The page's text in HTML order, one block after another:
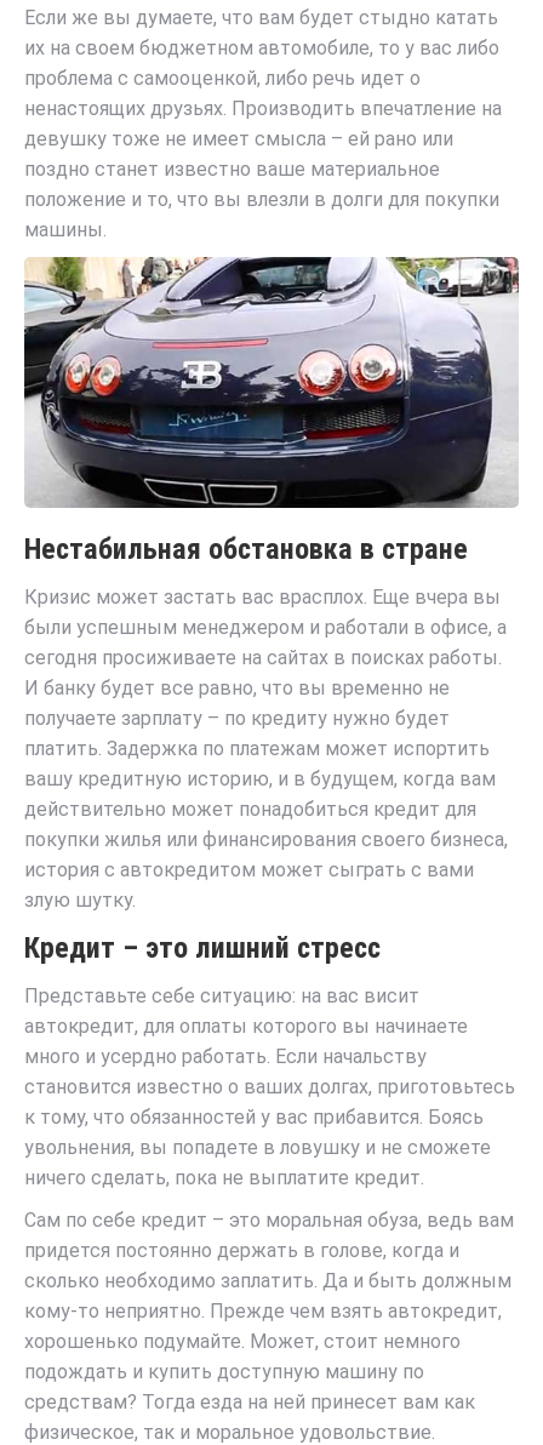
Если же вы думаете, что вам будет стыдно катать
их на своем бюджетном автомобиле, то у вас либо
проблема с самооценкой, либо речь идет о
ненастоящих друзьях. Производить впечатление на
девушку тоже не имеет смысла – ей рано или
поздно станет известно ваше материальное
положение и то, что вы влезли в долги для покупки
машины.
Нестабильная обстановка в стране
Кризис может застать вас врасплох. Еще вчера вы
были успешным менеджером и работали в офисе, а
сегодня просиживаете на сайтах в поисках работы.
И банку будет все равно, что вы временно не
получаете зарплату – по кредиту нужно будет
платить. Задержка по платежам может испортить
вашу кредитную историю, и в будущем, когда вам
действительно может понадобиться кредит для
покупки жилья или финансирования своего бизнеса,
история с автокредитом может сыграть с вами
злую шутку.
Кредит – это лишний стресс
Представьте себе ситуацию: на вас висит
автокредит, для оплаты которого вы начинаете
много и усердно работать. Если начальству
становится известно о ваших долгах, приготовьтесь
к тому, что обязанностей у вас прибавится. Боясь
увольнения, вы попадете в ловушку и не сможете
ничего сделать, пока не выплатите кредит.
Сам по себе кредит – это моральная обуза, ведь вам
придется постоянно держать в голове, когда и
сколько необходимо заплатить. Да и быть должным
кому-то неприятно. Прежде чем взять автокредит,
хорошенько подумайте. Может, стоит немного
подождать и купить доступную машину по
средствам? Тогда езда на ней принесет вам как
физическое, так и моральное удовольствие.